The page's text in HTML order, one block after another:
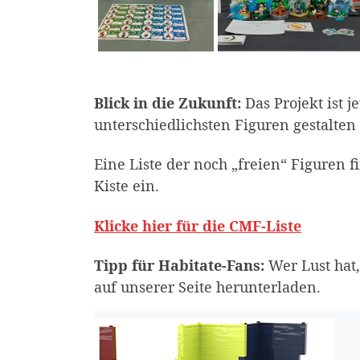
Blick in die Zukunft: Das Projekt ist
unterschiedlichsten Figuren
Eine Liste der noch „freien“ Figuren
Kiste ein.
Klicke hier für die CMF-Liste
Tipp für Habitate-Fans: Wer Lust
auf unserer Seite herunterladen.